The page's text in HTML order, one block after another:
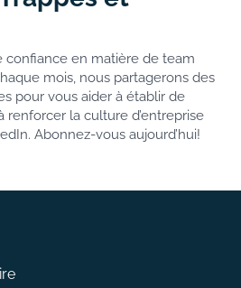
confiance en matière de team
mois, nous partagerons des
pour vous aider à établir de
renforcer la culture d’entreprise
Abonnez-vous aujourd’hui!